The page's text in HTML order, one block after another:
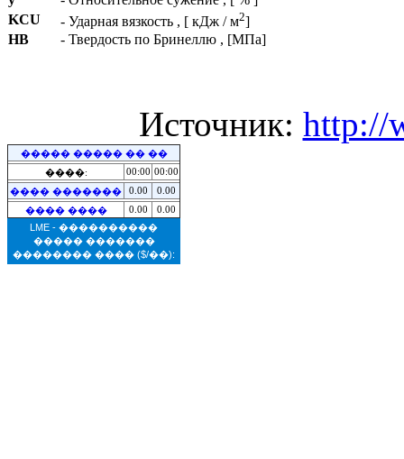
KCU
- Ударная вязкость , [ кДж / м2]
HB
- Твердость по Бринеллю , [МПа]
Источник: http://
����� ����� �� ��
����:
00:00 00:00
���� �������
0.00
0.00
���� ����
0.00
0.00
LME - ����������
����� �������
�������� ���� ($/��):